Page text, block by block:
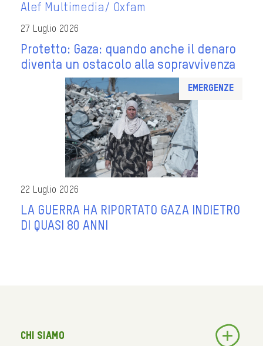
27 Luglio 2026
Protetto: Gaza: quando anche il denaro
diventa un ostacolo alla sopravvivenza
Emergenze
22 Luglio 2026
LA GUERRA HA RIPORTATO GAZA INDIETRO
DI QUASI 80 ANNI
Chi siamo